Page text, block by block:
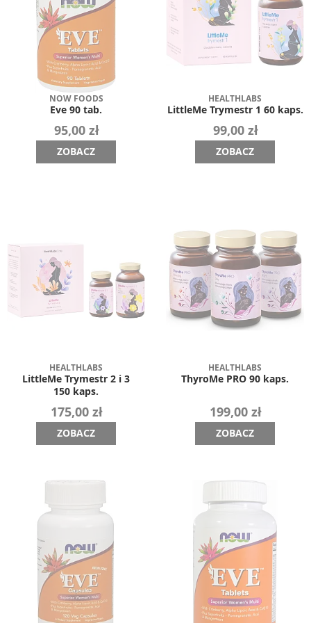
NOW FOODS
Eve 90 tab.
95,00 zł
ZOBACZ
HEALTHLABS
LittleMe Trymestr 1 60 kaps.
99,00 zł
ZOBACZ
HEALTHLABS
LittleMe Trymestr 2 i 3
150 kaps.
175,00 zł
ZOBACZ
HEALTHLABS
ThyroMe PRO 90 kaps.
199,00 zł
ZOBACZ